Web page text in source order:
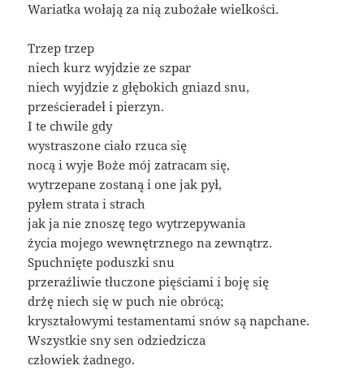
Wariatka wołają za nią zubożałe wielkości.
Trzep trzep
niech kurz wyjdzie ze szpar
niech wyjdzie z głębokich gniazd snu,
prześcieradeł i pierzyn.
I te chwile gdy
wystraszone ciało rzuca się
nocą i wyje Boże mój zatracam się,
wytrzepane zostaną i one jak pył,
pyłem strata i strach
jak ja nie znoszę tego wytrzepywania
życia mojego wewnętrznego na zewnątrz.
Spuchnięte poduszki snu
przeraźliwie tłuczone pięściami i boję się
drżę niech się w puch nie obrócą;
kryształowymi testamentami snów są napchane.
Wszystkie sny sen odziedzicza
człowiek żadnego.